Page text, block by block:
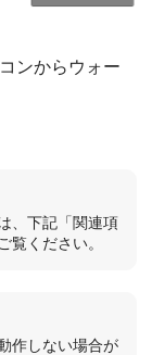
ンからウォー
、下記「関連項
覧ください。
作しない場合が